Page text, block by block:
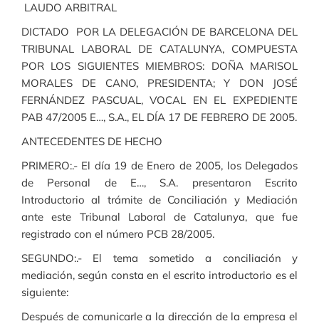
LAUDO ARBITRAL
DICTADO POR LA DELEGACIÓN DE BARCELONA DEL
TRIBUNAL LABORAL DE CATALUNYA, COMPUESTA
POR LOS SIGUIENTES MIEMBROS: DOÑA MARISOL
MORALES DE CANO, PRESIDENTA; Y DON JOSÉ
FERNÁNDEZ PASCUAL, VOCAL EN EL EXPEDIENTE
PAB 47/2005 E…, S.A., EL DÍA 17 DE FEBRERO DE 2005.
ANTECEDENTES DE HECHO
PRIMERO:.- El día 19 de Enero de 2005, los Delegados
de Personal de E…, S.A. presentaron Escrito
Introductorio al trámite de Conciliación y Mediación
ante este Tribunal Laboral de Catalunya, que fue
registrado con el número PCB 28/2005.
SEGUNDO:.- El tema sometido a conciliación y
mediación, según consta en el escrito introductorio es el
siguiente:
Después de comunicarle a la dirección de la empresa el